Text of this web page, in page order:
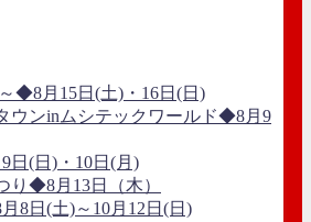
◆8月15日(土)・16日(日)
ウンinムシテックワールド◆8月9
日(日)・10日(月)
り◆8月13日（木）
8日(土)～10月12日(日)